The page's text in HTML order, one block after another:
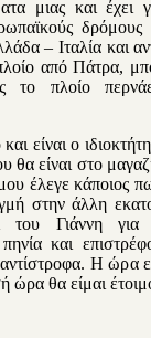
μιας και έχει
δρόμους
– Ιταλία και
από Πάτρα,
το πλοίο
είναι ο
θα είναι στο
έλεγε κάποιος
στην άλλη
Γιάννη για
και
Η ώρα
ώρα θα είμαι